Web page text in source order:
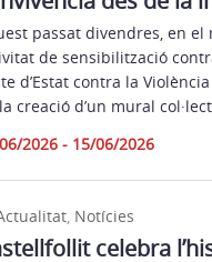
passat divendres, en el
de sensibilització
d’Estat contra la
creació d’un mural
2026 - 15/06/2026
, Notícies
celebra